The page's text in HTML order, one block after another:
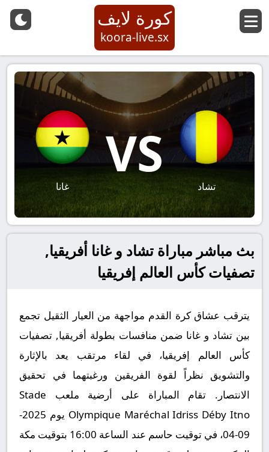
كورة لايف
koora-live.sx
تشاد
VS
غانا
بث مباشر مباراة تشاد و غانا أفريقيا,
تصفيات كأس العالم إفريقيا
يترقب عشاق كرة القدم مواجهة من العيار الثقيل تجمع
بين تشاد و غانا ضمن منافسات بطولة أفريقيا, تصفيات
كأس العالم إفريقيا، في لقاء مرتقب يعد بالإثارة
والتشويق نظراً لقوة الفريقين ورغبتهما في تحقيق
الانتصار. تقام المباراة على أرضية ملعب Stade
Olympique Maréchal Idriss Déby Itno يوم 2025-
09-04، في توقيت حاسم عند الساعة 16:00 بتوقيت مكة